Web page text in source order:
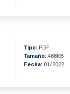
Tipo: PDF
Tamaño: 488KB
Fecha: 01/2022